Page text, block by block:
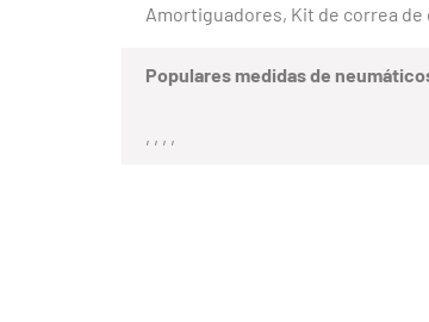
Amortiguadores, Kit de correa
Populares medidas de
, , , ,